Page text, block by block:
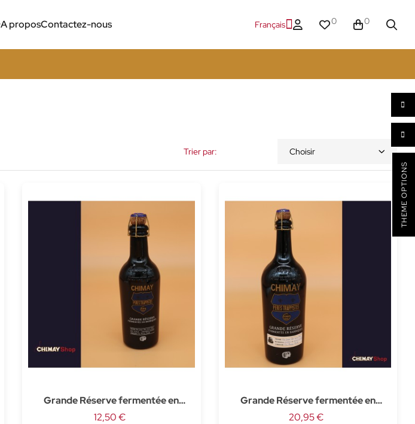
A proposContactez-nous Français 0 0
Trier par: Choisir
Grande Réserve fermentée en
barrique de Brandy - 37.5 cl
12,50 €
Grande Réserve fermentée en
barrique de Brandy - 75 cl
20,95 €
THEME OPTIONS